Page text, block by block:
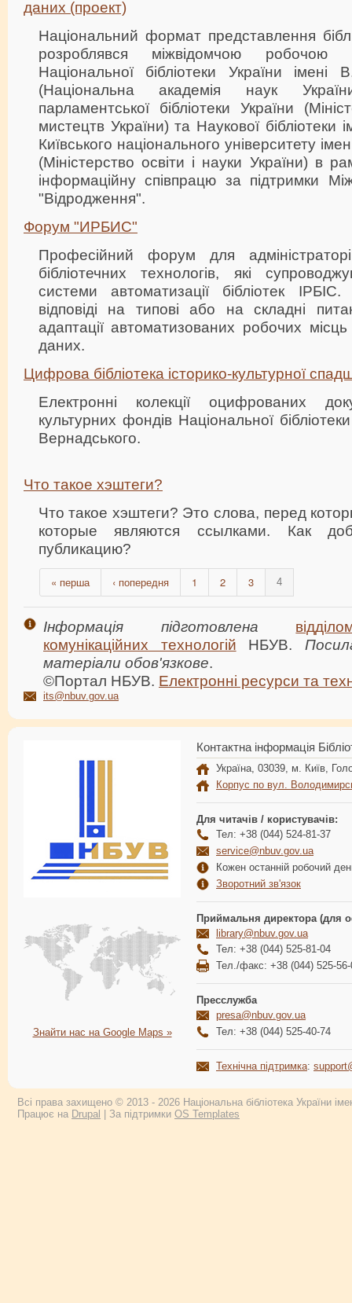
даних (проект)
Національний формат представлення
розроблявся міжвідомчою робочою
Національної бібліотеки України імені
(Національна академія наук
парламентської бібліотеки України
мистецтв України) та Наукової
Київського національного університету
(Міністерство освіти і науки України) в
інформаційну співпрацю за підтримки
"Відродження".
Форум "ИРБИС"
Професійний форум для
бібліотечних технологів, які
системи автоматизації бібліотек
відповіді на типові або на складні
адаптації автоматизованих робочих
даних.
Цифрова бібліотека історико-культурної
Електронні колекції оцифрованих
культурних фондів Національної
Вернадського.
Что такое хэштеги?
Что такое хэштеги? Это слова, перед
которые являются ссылками. Как
публикацию?
« перша ‹ попередня 1 2 3 4
Інформація підготовлена
комунікаційних технологій НБУВ.
матеріали обов'язкове.
©Портал НБУВ. Електронні ресурси та
its@nbuv.gov.ua
Знайти нас на Google Maps »
Контактна інформація
Україна, 03039, м. Київ,
Корпус по вул.
Для читачів / користувачів:
Тел: +38 (044) 524-81-37
service@nbuv.gov.ua
Кожен останній робочий
Зворотний зв'язок
Приймальня директора (для
library@nbuv.gov.ua
Тел: +38 (044) 525-81-04
Тел./факс: +38 (044) 525-56-
Пресслужба
presa@nbuv.gov.ua
Тел: +38 (044) 525-40-74
Технічна підтримка:
Всі права захищено © 2013 - 2026 Національна бібліотека України
Працює на Drupal | За підтримки OS Templates